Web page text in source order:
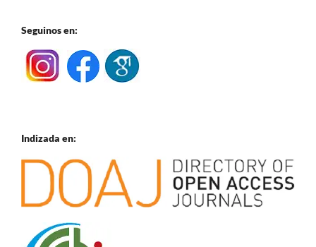
Seguinos en:
Indizada en: